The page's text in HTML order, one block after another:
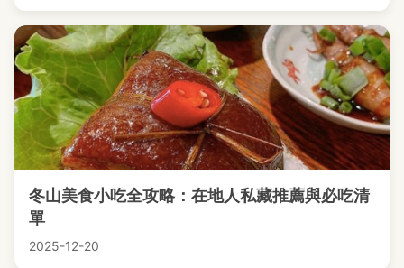
冬山美食小吃全攻略：在地人私藏推薦與必吃清
單
2025-12-20